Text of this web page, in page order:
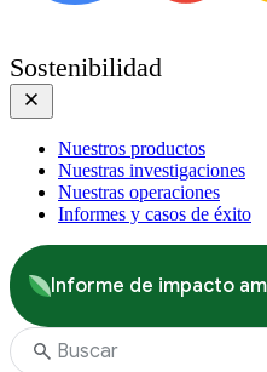
Sostenibilidad
Nuestros productos
Nuestras investigaciones
Nuestras operaciones
Informes y casos de éxito
Informe de impacto